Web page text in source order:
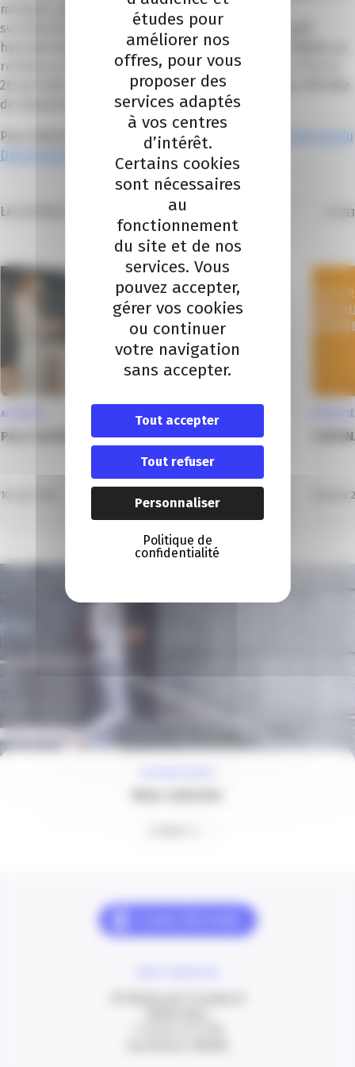
masques, gants, blouses, surblouses, charlottes,
surchaussures, visières ou lunettes de protection, gels
hydroalcooliques, écrans de protection. Pour être éligible au
remboursement, le matériel devra avoir été acquis entre le
28 avril 2020 et au plus tard deux mois après la date officielle
de réouverture au public.
Pour obtenir plus d’informations, consulter le
site internet du
Département
Les articles dans la même thématique 03
ACTUALITÉ
Pass Sanitaire pour les professionnels
10 Août 2021
ACTUALITÉ
06 Août
études pour
améliorer nos
offres, pour vous
proposer des
services adaptés
à vos centres
d’intérêt.
Certains cookies
sont nécessaires
au
fonctionnement
du site et de nos
services. Vous
pouvez accepter,
gérer vos cookies
ou continuer
votre navigation
sans accepter.
Tout accepter
Tout refuser
Personnaliser
Politique de
confidentialité